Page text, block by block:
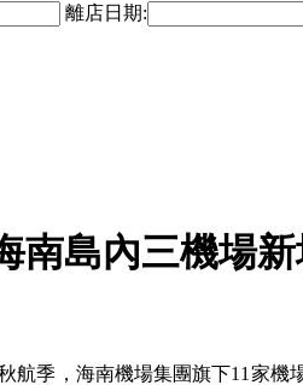
離店日期:
南島內三機場
航季，海南機場集團旗下11家